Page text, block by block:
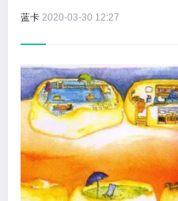
蓝卡 2020-03-30 12:27